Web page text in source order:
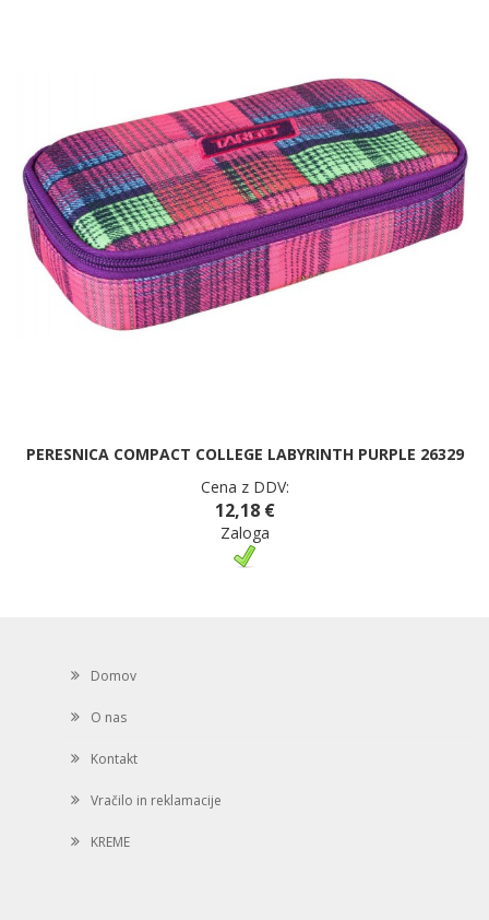
PERESNICA COMPACT COLLEGE LABYRINTH PURPLE 26329
Cena z DDV:
12,18 €
Zaloga
Domov
O nas
Kontakt
Vračilo in reklamacije
KREME